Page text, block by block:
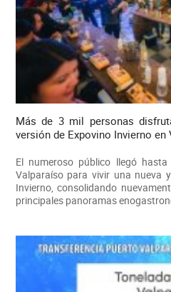
Más de 3 mil personas
versión de Expovino Invierno en
El numeroso público llegó
Valparaíso para vivir una nueva
Invierno, consolidando
principales panoramas